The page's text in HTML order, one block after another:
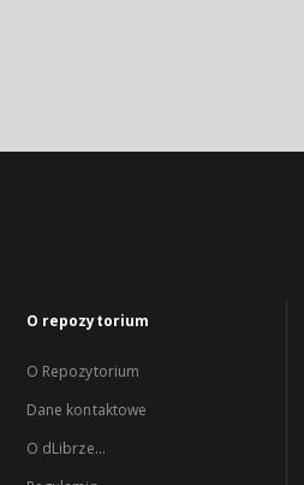
O repozytorium
O Repozytorium
Dane kontaktowe
O dLibrze...